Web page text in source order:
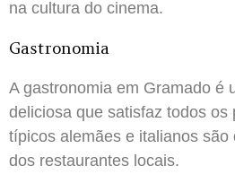
na cultura do cinema.
Gastronomia
A gastronomia em Gramado é
deliciosa que satisfaz todos os
típicos alemães e italianos são
dos restaurantes locais.